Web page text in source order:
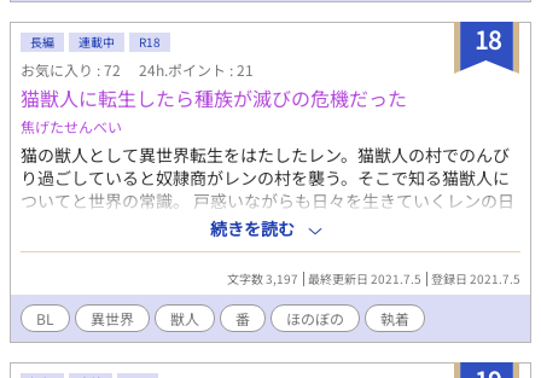
18
長編 連載中 R18
お気に入り : 72 24h.ポイント : 21
猫獣人に転生したら種族が滅びの危機だった
焦げたせんべい
猫の獣人として異世界転生をはたしたレン。猫獣人の村でのんび
り過ごしていると奴隷商がレンの村を襲う。そこで知る猫獣人に
ついてと世界の常識。 戸惑いながらも日々を生きていくレンの日
常を描いたものです。転生要素は薄めとなっています。のんびり
更新していくのでのんびり読んでくれると有り難いです。
続きを読む
文字数 3,197 最終更新日 2021.7.5 登録日 2021.7.5
BL 異世界 獣人 番 ほのぼの 執着